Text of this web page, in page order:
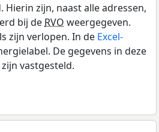
Hierin zijn, naast alle adressen,
bij de RVO weergegeven.
zijn verlopen. In de Excel-
De gegevens in deze
vastgesteld.